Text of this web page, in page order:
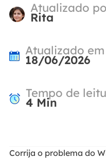
Atualizado
Rita
Atualizado em
18/06/2026
Tempo de
4Min
Corrija o problema do